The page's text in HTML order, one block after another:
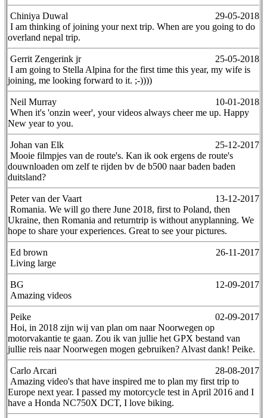
Chiniya Duwal
29-05-2018
I am thinking of joining your next trip. When are you going to do
overland nepal trip.
Gerrit Zengerink jr
25-05-2018
I am going to Stella Alpina for the first time this year, my wife is
joining, me looking forward to it. ;-))))
Neil Murray
10-01-2018
When it's 'onzin weer', your videos always cheer me up. Happy
New year to you.
Johan van Elk
25-12-2017
Mooie filmpjes van de route's. Kan ik ook ergens de route's
douwnloaden om zelf te rijden bv de b500 naar baden baden
duitsland?
Peter van der Vaart
13-12-2017
Romania. We will go there June 2018, first to Poland, then
Ukraine, then Romania and returntrip is without anyplanning. We
hope to share your experiences. Great to see your pictures.
Ed brown
26-11-2017
Living large
BG
12-09-2017
Amazing videos
Peike
02-09-2017
Hoi, in 2018 zijn wij van plan om naar Noorwegen op
motorvakantie te gaan. Zou ik van jullie het GPX bestand van
jullie reis naar Noorwegen mogen gebruiken? Alvast dank! Peike.
Carlo Arcari
28-08-2017
Amazing video's that have inspired me to plan my first trip to
Europe next year. I passed my motorcycle test in April 2016 and I
have a Honda NC750X DCT, I love biking.